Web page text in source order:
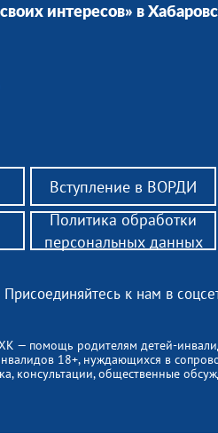
интересов» в
Вступление в ВОРДИ
— помощь родителям детей-
18+, нуждающихся в
консультации, общественные
Присоединяйтесь к нам в
Политика обработки
персональных данных